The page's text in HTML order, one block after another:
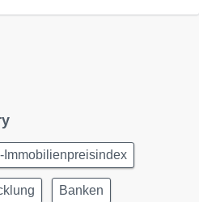
Immobilienpreisindex
Banken